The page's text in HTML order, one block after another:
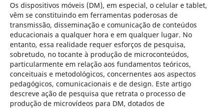
Os dispositivos móveis (DM), em especial, o celular e tablet,
vêm se constituindo em ferramentas poderosas de
transmissão, disseminação e comunicação de conteúdos
educacionais a qualquer hora e em qualquer lugar. No
entanto, essa realidade requer esforços de pesquisa,
sobretudo, no tocante à produção de microconteúdos,
particularmente em relação aos fundamentos teóricos,
conceituais e metodológicos, concernentes aos aspectos
pedagógicos, comunicacionais e de design. Este artigo
descreve ação de pesquisa que retrata o processo de
produção de microvídeos para DM, dotados de